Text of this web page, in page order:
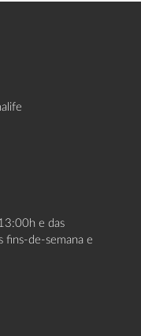
e das
fins-de-semana e